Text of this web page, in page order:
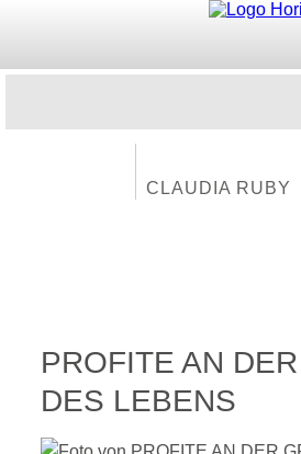
CLAUDIA RUBY
PROFITE AN
DES LEBENS